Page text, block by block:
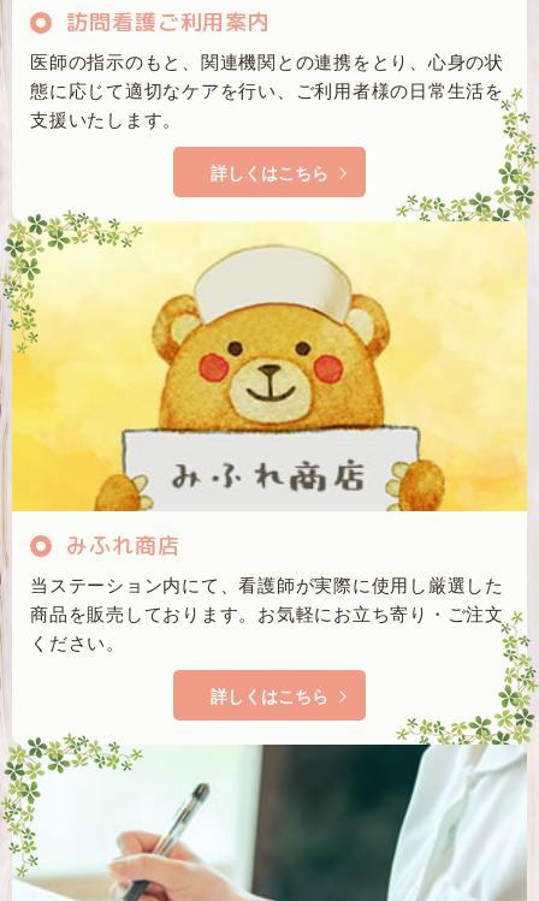
訪問看護ご利用案内
医師の指示のもと、関連機関との連携をとり、心身の状
態に応じて適切なケアを行い、ご利用者様の日常生活を
支援いたします。
詳しくはこちら
みふれ商店
当ステーション内にて、看護師が実際に使用し厳選した
商品を販売しております。お気軽にお立ち寄り・ご注文
ください。
詳しくはこちら